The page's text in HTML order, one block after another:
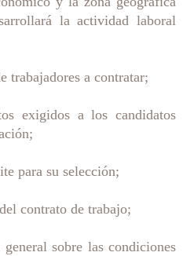
la actividad laboral
trabajadores a contratar;
exigidos a los candidatos
para su selección;
contrato de trabajo;
sobre las condiciones